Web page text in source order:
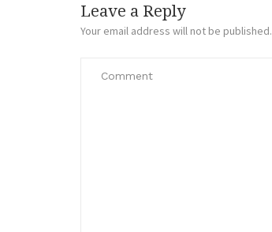
Leave a Reply
Your email address will not be published.